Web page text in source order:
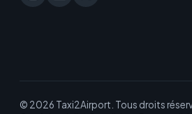
© 2026 Taxi2Airport. Tous droits